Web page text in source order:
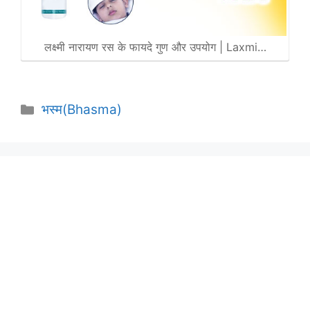
लक्ष्मी नारायण रस के फायदे गुण और उपयोग | Laxmi…
Categories
भस्म(Bhasma)